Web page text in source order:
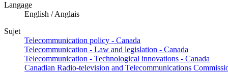
Langage
English / Anglais
Sujet
Telecommunication policy - Canada
Telecommunication - Law and legislation - Canada
Telecommunication - Technological innovations - Canada
Canadian Radio-television and Telecommunications